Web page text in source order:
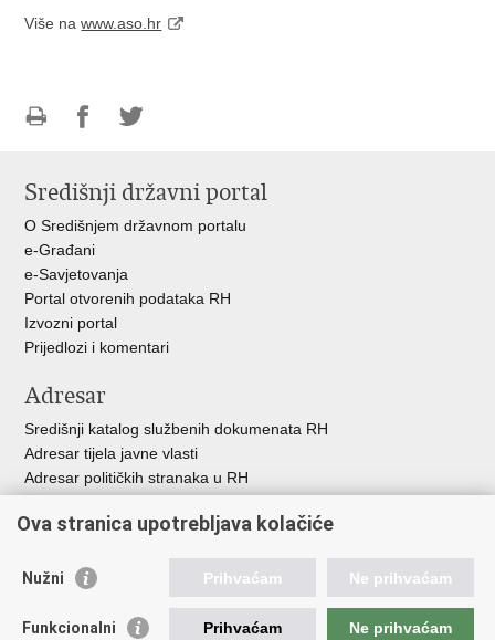
Više nawww.aso.hr
FacebookuTwitteru
Središnji državni portal
O Središnjem državnom portalu
e-Građani
e-Savjetovanja
Portal otvorenih podataka RH
Izvozni portal
Prijedlozi i komentari
Adresar
Središnji katalog službenih dokumenata RH
Adresar tijela javne vlasti
Adresar političkih stranaka u RH
Besplatni telefoni javne uprave
Važne poveznice
Vlada Republike Hrvatske
Ova stranica upotrebljava kolačiće
Nužni Prihvaćam Ne prihvaćam
Funkcionalni Prihvaćam Ne prihvaćam